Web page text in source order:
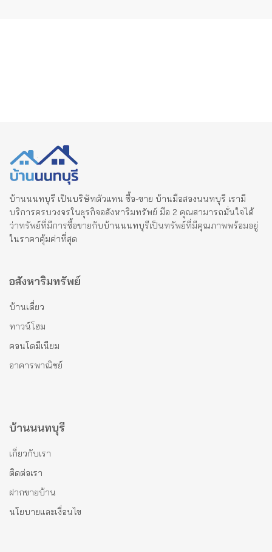
บ้านนนทบุรี เป็นบริษัทตัวแทน ซื้อ-ขาย บ้านมือสองนนทบุรี เรามี
บริการครบวงจรในธุรกิจอสังหาริมทรัพย์ มือ 2 คุณสามารถมั่นใจได้
ว่าทรัพย์ที่มีการซื้อขายกับบ้านนนทบุรีเป็นทรัพย์ที่มีคุณภาพพร้อมอยู่
ในราคาคุ้มค่าที่สุด
อสังหาริมทรัพย์
บ้านเดี่ยว
ทาวน์โฮม
คอนโดมีเนียม
อาคารพาณิชย์
บ้านนนทบุรี
เกี่ยวกับเรา
ติดต่อเรา
ฝากขายบ้าน
นโยบายและเงื่อนไข